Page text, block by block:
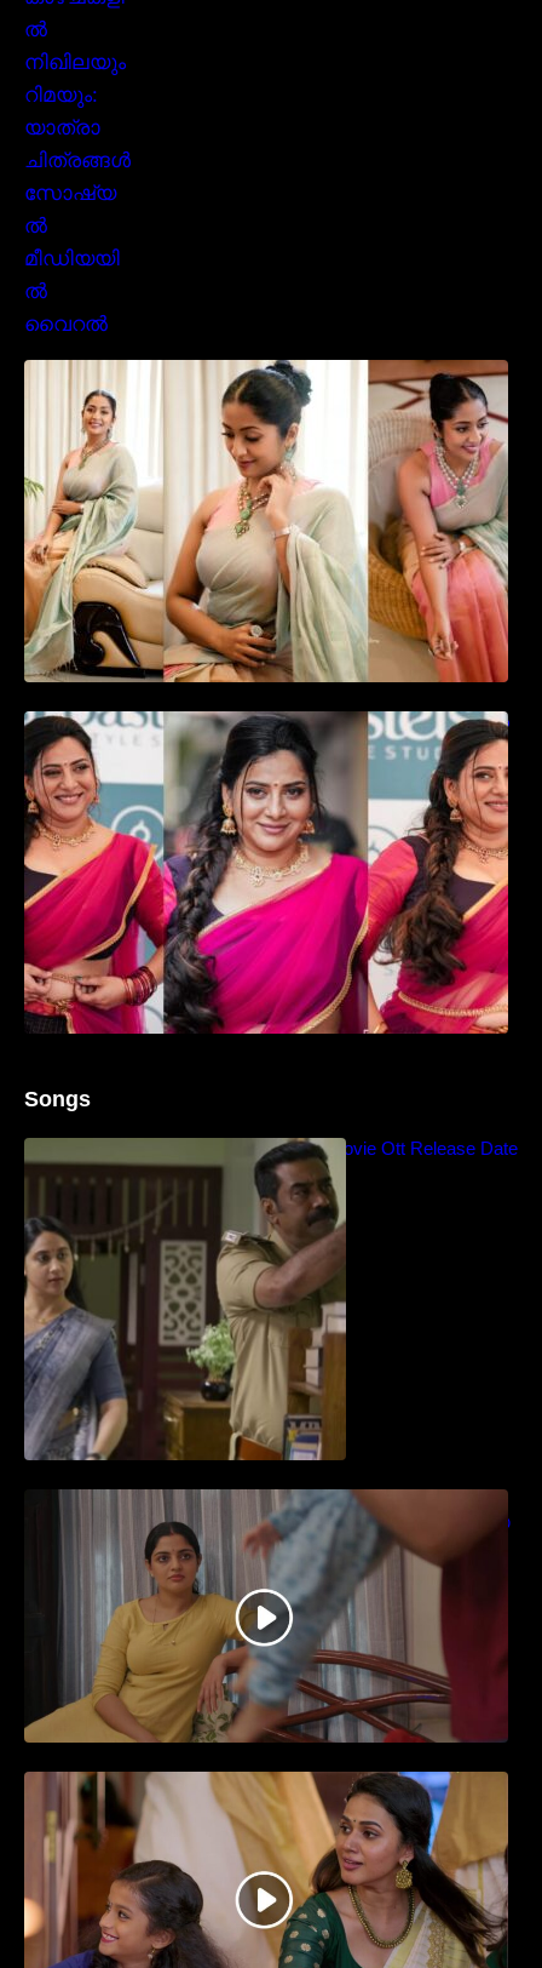
സാരിയിൽ സുന്ദരിയായി മലയിലകളുടെ
പ്രിയ താരം നവ്യാ നായർ| Malayalam
favourite actress Navya Nair cute in saree
ഉദ്ഘാടന വേദിയിൽ ആരാധരെ മയക്കുന്ന
തകർപ്പൻ ഡൻസുമായി അന്ന രാജൻ..
Songs
Blockbuster Thalavan Movie Ott Release Date
– Video Song Release
തിയേറ്ററിൽ വൻ വിജയമായി മുന്നേറിയ
ഗുരുവായൂർ അംബലനടയിൽ… വീഡിയോ
സോങ്ങ്..
ജനപ്രിയ നടൻ ദിലീപ് നയകമായി
എത്തുന്ന പവി കെയർ ടേക്കർ.. വീഡിയോ
സോംഗ്…